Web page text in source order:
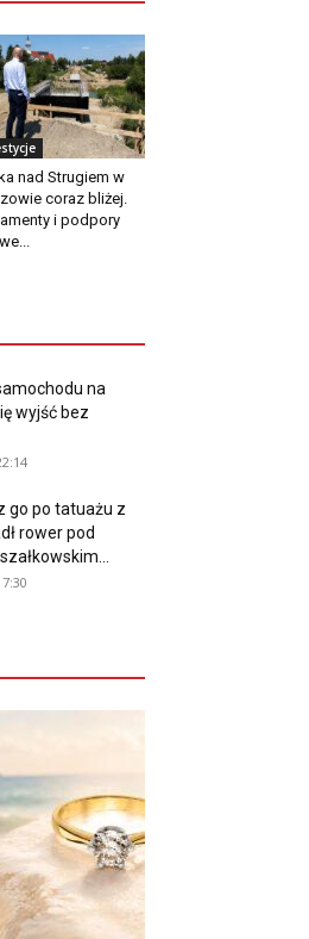
nad Strugiem w
coraz bliżej.
i podpory
na
wyjść bez
go po tatuażu z
rower pod